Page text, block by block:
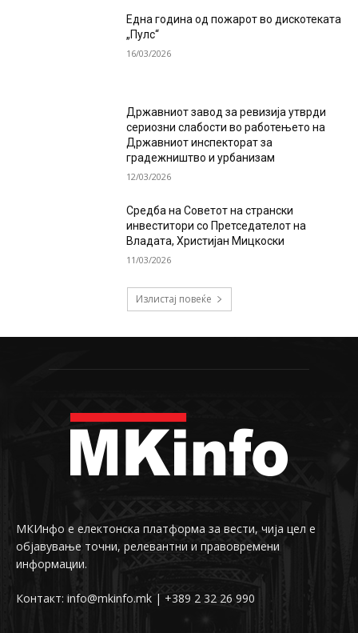
Една година од пожарот во дискотеката
„Пулс“
16/03/2026
Државниот завод за ревизија утврди
сериозни слабости во работењето на
Државниот инспекторат за
градежништво и урбанизам
12/03/2026
Средба на Советот на странски
инвеститори со Претседателот на
Владата, Христијан Мицкоски
11/03/2026
Излистај повеќе
МКИнфо е електонска платформа за вести, чија цел е
објавување точни, релевантни и правовремени
информации.
Контакт: info@mkinfo.mk | +389 2 32 26 990